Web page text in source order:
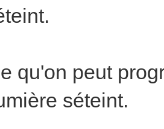
qu'on peut
séteint.